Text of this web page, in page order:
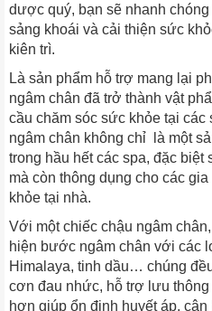
dược quý, bạn sẽ nhanh
sảng khoái và cải thiện sức
kiên trì.
Là sản phẩm hỗ trợ mang lại
ngâm chân đã trở thành vật
cầu chăm sóc sức khỏe tại các
ngâm chân không chỉ là một
trong hầu hết các spa, đặc biệt
mà còn thông dụng cho các
khỏe tại nhà.
Với một chiếc chậu ngâm
hiện bước ngâm chân với các
Himalaya, tinh dầu… chúng
cơn đau nhức, hỗ trợ lưu
hơn giúp ổn định huyết áp,